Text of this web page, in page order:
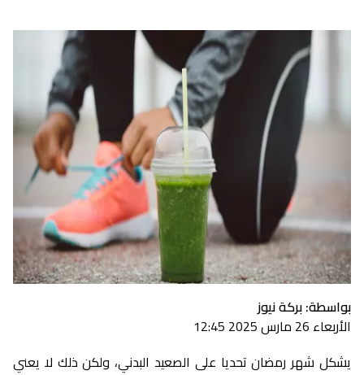
بواسطة: بركة نيوز
الأربعاء 26 مارس 2025 12:45
يشكل شهر رمضان تحديا على الصعيد البدني، ولكن ذلك لا يعني